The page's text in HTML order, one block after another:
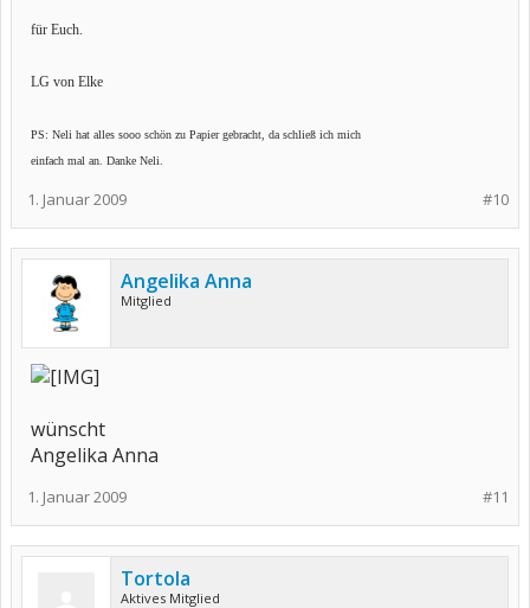
für Euch.
LG von Elke
PS: Neli hat alles sooo schön zu Papier gebracht, da schließ ich mich
einfach mal an. Danke Neli.
#10
1. Januar 2009
Angelika Anna
Mitglied
wünscht
Angelika Anna
#11
1. Januar 2009
Tortola
Aktives Mitglied